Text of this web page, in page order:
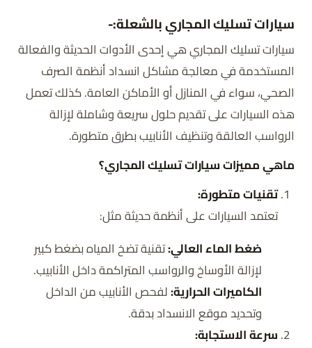
سيارات تسليك المجاري بالشعلة:-
سيارات تسليك المجاري هي إحدى الأدوات الحديثة والفعالة
المستخدمة في معالجة مشاكل انسداد أنظمة الصرف
الصحي، سواء في المنازل أو الأماكن العامة. كذلك تعمل
هذه السيارات على تقديم حلول سريعة وشاملة لإزالة
الرواسب العالقة وتنظيف الأنابيب بطرق متطورة.
ماهي مميزات سيارات تسليك المجاري؟
تقنيات متطورة:
تعتمد السيارات على أنظمة حديثة مثل:
ضغط الماء العالي:تقنية تضخ المياه بضغط كبير
لإزالة الأوساخ والرواسب المتراكمة داخل الأنابيب.
الكاميرات الحرارية:لفحص الأنابيب من الداخل
وتحديد موقع الانسداد بدقة.
سرعة الاستجابة: